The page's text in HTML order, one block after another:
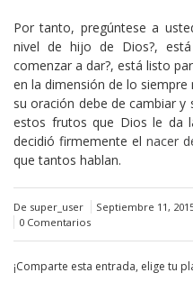
Por tanto, pregúntese a
nivel de hijo de Dios?,
comenzar a dar?, está listo
en la dimensión de lo
su oración debe de cambiar
estos frutos que Dios le da
decidió firmemente elnacer
que tantos hablan.
De super_user Septiembre 11,
0 Comentarios
¡Comparte esta entrada, elige tu